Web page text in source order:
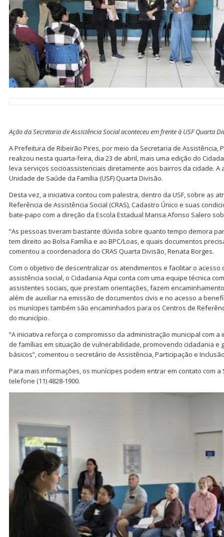
Ação da Secretaria de Assistência Social aconteceu em frente à USF Quarta
A Prefeitura de Ribeirão Pires, por meio da Secretaria de Assistência,
realizou nesta quarta-feira, dia 23 de abril, mais uma edição do
leva serviços socioassistenciais diretamente aos bairros da cidade.
Unidade de Saúde da Família (USF) Quarta Divisão.
Desta vez, a iniciativa contou com palestra, dentro da USF, sobre as
Referência de Assistência Social (CRAS), Cadastro Único e suas
bate-papo com a direção da Escola Estadual Marisa Afonso Salero
“As pessoas tiveram bastante dúvida sobre quanto tempo demora
tem direito ao Bolsa Família e ao BPC/Loas, e quais documentos
comentou a coordenadora do CRAS Quarta Divisão, Renata Borges.
Com o objetivo de descentralizar os atendimentos e facilitar o
assistência social, o Cidadania Aqui conta com uma equipe técnica
assistentes sociais, que prestam orientações, fazem
além de auxiliar na emissão de documentos civis e no acesso a
os munícipes também são encaminhados para os Centros de
do município.
“A iniciativa reforça o compromisso da administração municipal com
de famílias em situação de vulnerabilidade, promovendo cidadania e
básicos”, comentou o secretário de Assistência, Participação e
Para mais informações, os munícipes podem entrar em contato com a
telefone (11) 4828-1900.